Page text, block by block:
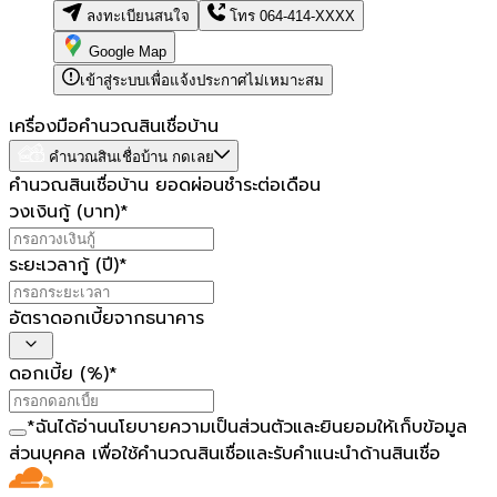
ลงทะเบียนสนใจ โทร 064-414-XXXX
Google Map
เข้าสู่ระบบเพื่อแจ้งประกาศไม่เหมาะสม
เครื่องมือคำนวณสินเชื่อบ้าน
คำนวณสินเชื่อบ้าน กดเลย
คำนวณสินเชื่อบ้าน ยอดผ่อนชำระต่อเดือน
วงเงินกู้ (บาท)*
ระยะเวลากู้ (ปี)*
อัตราดอกเบี้ยจากธนาคาร
ดอกเบี้ย (%)*
*ฉันได้อ่านนโยบายความเป็นส่วนตัวและยินยอมให้เก็บข้อมูล
ส่วนบุคคล เพื่อใช้คำนวณสินเชื่อและรับคำแนะนำด้านสินเชื่อ